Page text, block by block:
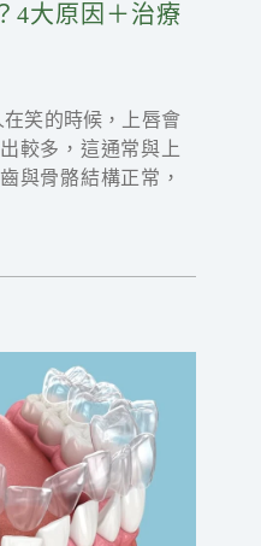
4大原因＋治療
在笑的時候，上唇會
較多，這通常與上
與骨骼結構正常，